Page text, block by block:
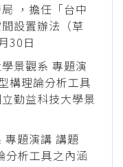
，擔任「台中
設置辦法（草
30日
景觀系 專題演
構理論分析工具
勤益科技大學景
專題演講 講題
分析工具之內涵